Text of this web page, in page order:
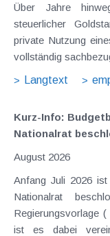
Über Jahre
steuerlicher
private Nutzung
vollständig
Langtext
Kurz-Info:
Nationalrat
August 2026
Anfang Juli 2026
Nationalrat
Regierungsvorlage
ist es dabei